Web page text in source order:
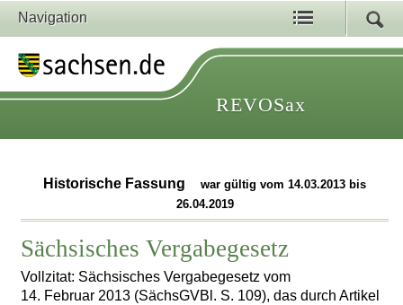
Navigation
REVOSax
Historische Fassung
war gültig vom 14.03.2013 bis
26.04.2019
Sächsisches Vergabegesetz
Vollzitat: Sächsisches Vergabegesetz vom
14. Februar 2013 (SächsGVBl. S. 109), das durch Artikel